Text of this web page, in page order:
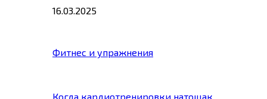
16.03.2025
Фитнес и упражнения
Когда кардиотренировки натощак